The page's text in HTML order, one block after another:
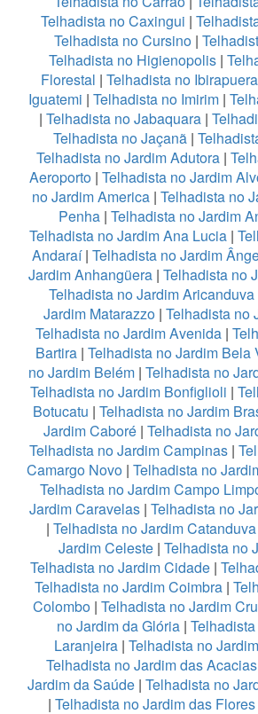
Telhadista no Caxingui |
Telhadista no Cursino |
Telhadista no Higienopolis|
Florestal | Telhadista no Ibirapuera
Iguatemi | Telhadista no Imirim |
| Telhadista no Jabaquara |
Telhadista no Jaçanã |
Telhadista no Jardim Adutora |
Aeroporto | Telhadista no Jardim
no Jardim America| Telhadista no
Penha| Telhadista no Jardim
Telhadista no Jardim Ana Lucia |
Andaraí| Telhadista no Jardim
Jardim Anhangüera | Telhadista no
Telhadista no Jardim Aricanduva
Jardim Matarazzo| Telhadista no
Telhadista no Jardim Avenida|
Bartira | Telhadista no Jardim Bela
no Jardim Belém | Telhadista no
Telhadista no Jardim Bonfiglioli |
Botucatu | Telhadista no Jardim
Jardim Caboré | Telhadista no
Telhadista no Jardim Campinas|
Camargo Novo | Telhadista no
Telhadista no Jardim Campo
Jardim Caravelas| Telhadista no
| Telhadista no Jardim Catanduva
Jardim Celeste | Telhadista no
Telhadista no Jardim Cidade|
Telhadista no Jardim Coimbra|
Colombo | Telhadista no Jardim
no Jardim da Glória |
Laranjeira | Telhadista no
Telhadista no Jardim das Acacias
Jardim da Saúde| Telhadista no
| Telhadista no Jardim das Flores